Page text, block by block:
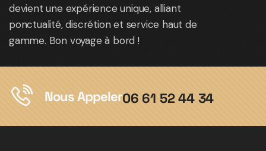
devient une expérience unique, alliant
ponctualité, discrétion et service haut de
gamme. Bon voyage à bord !
Nous Appeler06 61 52 44 34